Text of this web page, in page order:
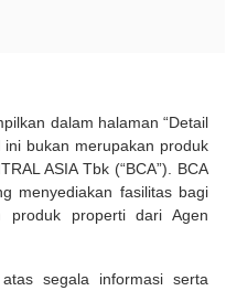
dalam halaman “Detail
bukan merupakan produk
ASIA Tbk (“BCA”). BCA
menyediakan fasilitas bagi
produk properti dari Agen
segala informasi serta